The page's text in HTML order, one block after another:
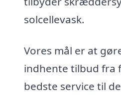
solcellevask.
Vores mål er at
indhente tilbud fra
bedste service til